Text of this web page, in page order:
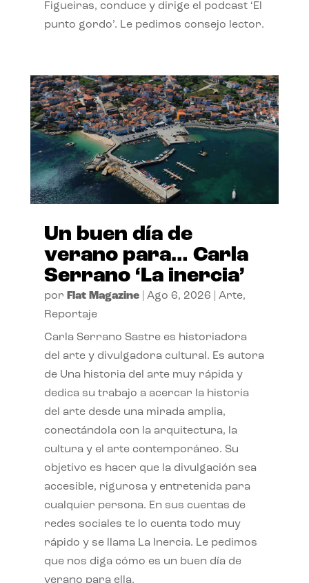
Figueiras, conduce y dirige el podcast ‘El
punto gordo’. Le pedimos consejo lector.
Un buen día de
verano para… Carla
Serrano ‘La inercia’
por Flat Magazine| Ago 6, 2026 Arte,
Reportaje
Carla Serrano Sastre es historiadora
del arte y divulgadora cultural. Es autora
de Una historia del arte muy rápida y
dedica su trabajo a acercar la historia
del arte desde una mirada amplia,
conectándola con la arquitectura, la
cultura y el arte contemporáneo. Su
objetivo es hacer que la divulgación sea
accesible, rigurosa y entretenida para
cualquier persona. En sus cuentas de
redes sociales te lo cuenta todo muy
rápido y se llama La Inercia. Le pedimos
que nos diga cómo es un buen día de
verano para ella.